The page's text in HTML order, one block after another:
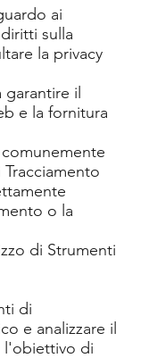
ai
sulla
la privacy
il
e la fornitura
o la
di Strumenti
di
e analizzare il
l'obiettivo di